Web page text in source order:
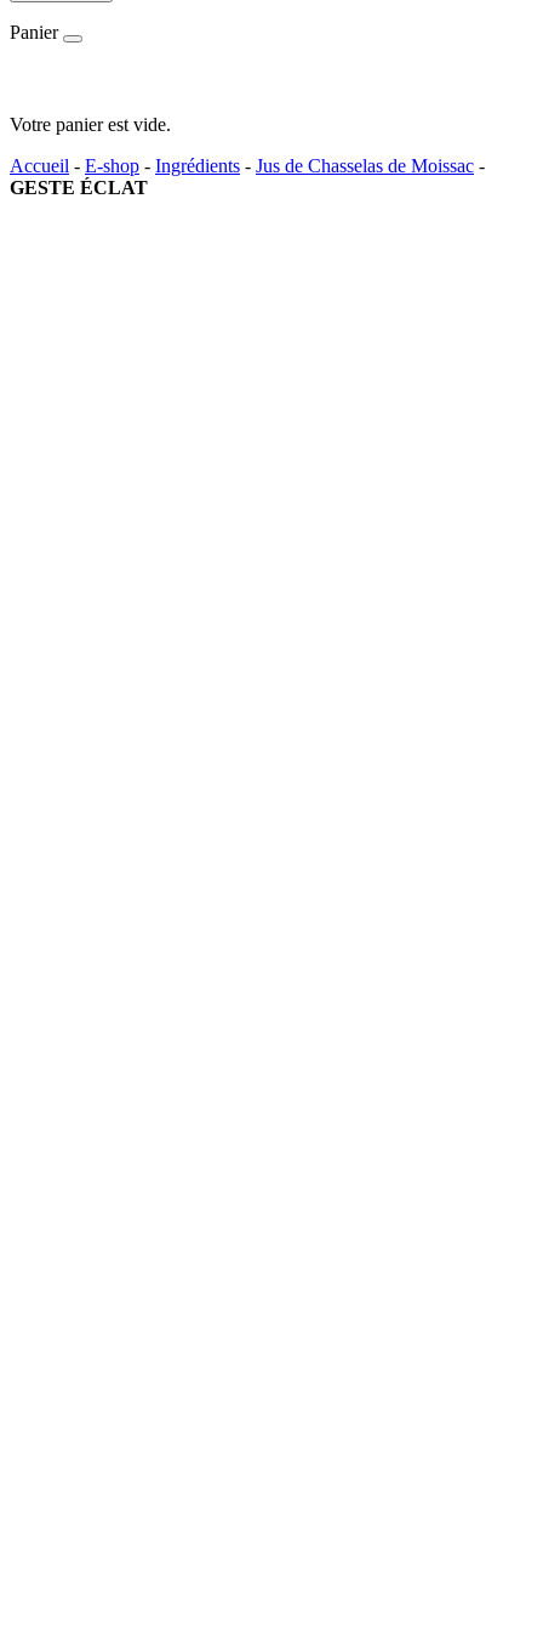
Panier
Votre panier est vide.
Accueil - E-shop - Ingrédients - Jus de Chasselas de Moissac -
GESTE ÉCLAT